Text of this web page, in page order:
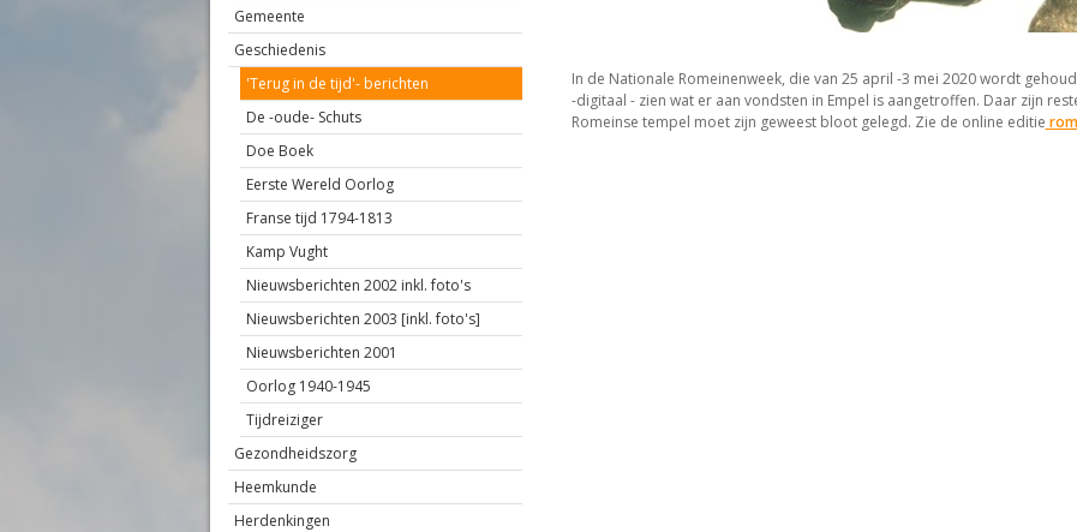
Gemeente
Geschiedenis
'Terug in de tijd'- berichten
De -oude- Schuts
Doe Boek
Eerste Wereld Oorlog
Franse tijd 1794-1813
Kamp Vught
Nieuwsberichten 2002 inkl. foto's
Nieuwsberichten 2003 [inkl. foto's]
Nieuwsberichten 2001
Oorlog 1940-1945
Tijdreiziger
Gezondheidszorg
Heemkunde
Herdenkingen
In de Nationale Romeinenweek, die van 25 april -3 mei 2020 wordt
-digitaal - zien wat er aan vondsten in Empel is aangetroffen. Daar zijn
Romeinse tempel moet zijn geweest bloot gelegd. Zie de online editie